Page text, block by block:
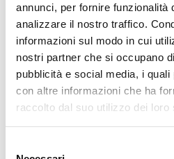
annunci, per fornire funzionalità
analizzare il nostro traffico.
informazioni sul modo in cui
nostri partner che si occupano
pubblicità e social media, i
con altre informazioni che ha
raccolto dal suo utilizzo dei loro
Scheda
FETTINE PER